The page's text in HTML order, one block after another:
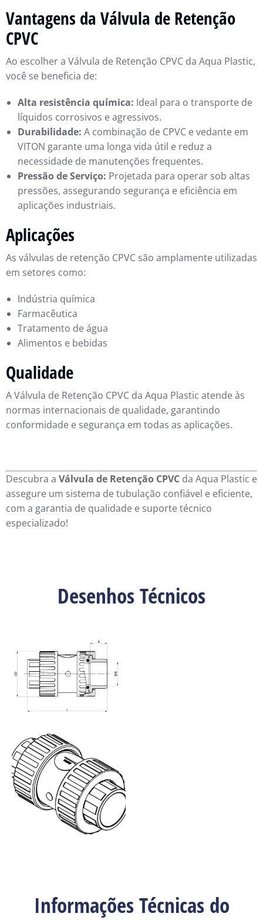
Vantagens da Válvula de Retenção
CPVC
Ao escolher a Válvula de Retenção CPVC da Aqua Plastic,
você se beneficia de:
Alta resistência química: Ideal para o transporte de
líquidos corrosivos e agressivos.
Durabilidade: A combinação de CPVC e vedante em
VITON garante uma longa vida útil e reduz a
necessidade de manutenções frequentes.
Pressão de Serviço: Projetada para operar sob altas
pressões, assegurando segurança e eficiência em
aplicações industriais.
Aplicações
As válvulas de retenção CPVC são amplamente utilizadas
em setores como:
Indústria química
Farmacêutica
Tratamento de água
Alimentos e bebidas
Qualidade
A Válvula de Retenção CPVC da Aqua Plastic atende às
normas internacionais de qualidade, garantindo
conformidade e segurança em todas as aplicações.
Descubra a Válvula de Retenção CPVC da Aqua Plastic e
assegure um sistema de tubulação confiável e eficiente,
com a garantia de qualidade e suporte técnico
especializado!
Desenhos Técnicos
Informações Técnicas do